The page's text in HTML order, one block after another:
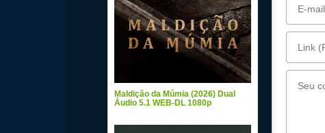
Maldição da Múmia (2026) Dual
Áudio 5.1 WEB-DL 1080p